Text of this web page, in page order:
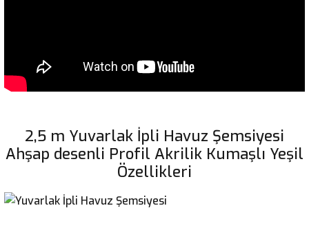
2,5 m Yuvarlak İpli Havuz Şemsiyesi
Ahşap desenli Profil Akrilik Kumaşlı Yeşil
Özellikleri